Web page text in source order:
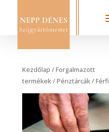
Kezdőlap /Forgalmazott
termékek/Pénztárcák/Férfi